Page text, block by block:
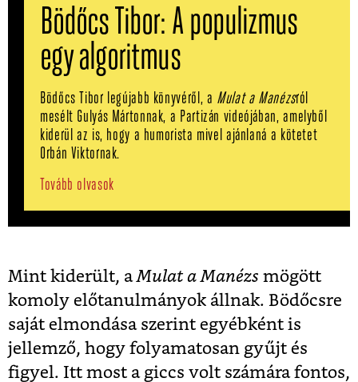
Bödőcs Tibor: A populizmus
egy algoritmus
Bödőcs Tibor legújabb könyvéről, a Mulat a Manézsról
mesélt Gulyás Mártonnak, a Partizán videójában, amelyből
kiderül az is, hogy a humorista mivel ajánlaná a kötetet
Orbán Viktornak.
Tovább olvasok
Mint kiderült, aMulat a Manézs mögött
komoly előtanulmányok állnak. Bödőcsre
saját elmondása szerint egyébként is
jellemző, hogy folyamatosan gyűjt és
figyel. Itt most a giccs volt számára fontos,